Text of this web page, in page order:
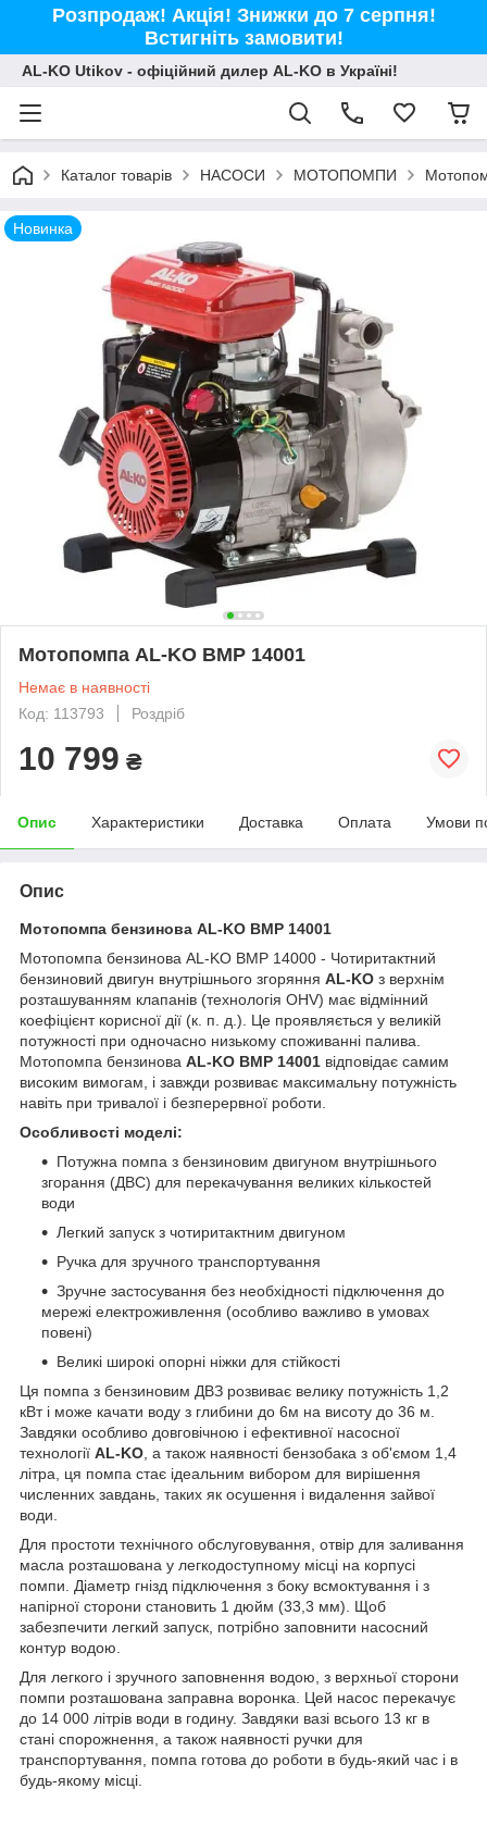
Розпродаж! Акція! Знижки до 7 серпня!
Встигніть замовити!
AL-KO Utikov - офіційний дилер AL-KO в Україні!
Каталог товарів НАСОСИ МОТОПОМПИ
Новинка
Мотопомпа AL-KO BMP 14001
Немає в наявності
Код: 113793
Роздріб
10 799 ₴
Опис Характеристики Доставка Оплата Умови
Опис
Мотопомпа бензинова AL-KO BMP 14001
Мотопомпа бензинова AL-KO BMP 14000 - Чотиритактний
бензиновий двигун внутрішнього згоряння AL-KO з верхнім
розташуванням клапанів (технологія OHV) має відмінний
коефіцієнт корисної дії (к. п. д.). Це проявляється у великій
потужності при одночасно низькому споживанні палива.
Мотопомпа бензинова AL-KO BMP 14001 відповідає самим
високим вимогам, і завжди розвиває максимальну потужність
навіть при тривалої і безперервної роботи.
Особливості моделі:
Потужна помпа з бензиновим двигуном внутрішнього
згорання (ДВС) для перекачування великих кількостей
води
Легкий запуск з чотиритактним двигуном
Ручка для зручного транспортування
Зручне застосування без необхідності підключення до
мережі електроживлення (особливо важливо в умовах
повені)
Великі широкі опорні ніжки для стійкості
Ця помпа з бензиновим ДВЗ розвиває велику потужність 1,2
кВт і може качати воду з глибини до 6м на висоту до 36 м.
Завдяки особливо довговічною і ефективної насосної
технології AL-KO , а також наявності бензобака з об'ємом 1,4
літра, ця помпа стає ідеальним вибором для вирішення
численних завдань, таких як осушення і видалення зайвої
води.
Для простоти технічного обслуговування, отвір для заливання
масла розташована у легкодоступному місці на корпусі
помпи. Діаметр гнізд підключення з боку всмоктування і з
напірної сторони становить 1 дюйм (33,3 мм). Щоб
забезпечити легкий запуск, потрібно заповнити насосний
контур водою.
Для легкого і зручного заповнення водою, з верхньої сторони
помпи розташована заправна воронка. Цей насос перекачує
до 14 000 літрів води в годину. Завдяки вазі всього 13 кг в
стані спорожнення, а також наявності ручки для
транспортування, помпа готова до роботи в будь-який час і в
будь-якому місці.